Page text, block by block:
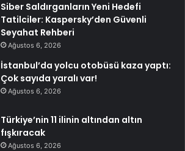
Siber Saldırganların Yeni Hedefi
Tatilciler: Kaspersky’den Güvenli
Seyahat Rehberi
Ağustos 6, 2026
İstanbul’da yolcu otobüsü kaza yaptı:
Çok sayıda yaralı var!
Ağustos 6, 2026
Türkiye’nin 11 ilinin altından altın
fışkıracak
Ağustos 6, 2026